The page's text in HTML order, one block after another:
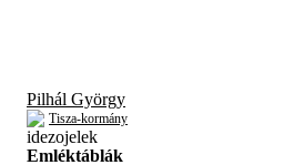
Pilhál György
Tisza-kormány
Emléktáblák